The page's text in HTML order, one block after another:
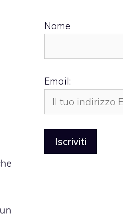
Nome
Email: